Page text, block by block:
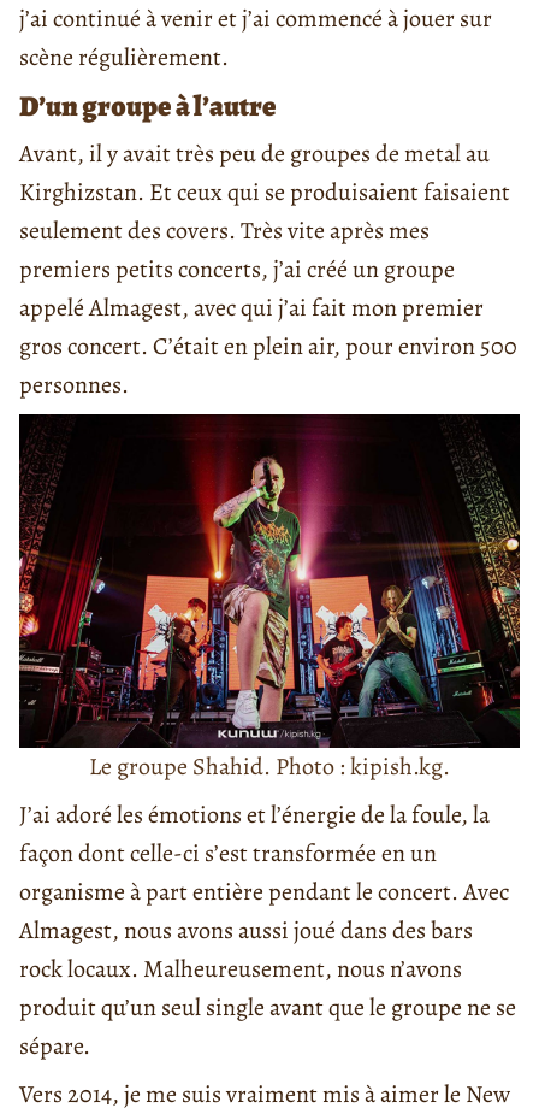
j’ai continué à venir et j’ai commencé à jouer sur
scène régulièrement.
D’un groupe à l’autre
Avant, il y avait très peu de groupes de metal au
Kirghizstan. Et ceux qui se produisaient faisaient
seulement des covers. Très vite après mes
premiers petits concerts, j’ai créé un groupe
appelé Almagest, avec qui j’ai fait mon premier
gros concert. C’était en plein air, pour environ 500
personnes.
Le groupe Shahid. Photo : kipish.kg.
J’ai adoré les émotions et l’énergie de la foule, la
façon dont celle-ci s’est transformée en un
organisme à part entière pendant le concert. Avec
Almagest, nous avons aussi joué dans des bars
rock locaux. Malheureusement, nous n’avons
produit qu’un seul single avant que le groupe ne se
sépare.
Vers 2014, je me suis vraiment mis à aimer le New